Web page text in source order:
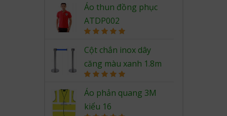
out of 5
Áo thun đồng phục
ATDP002
out of 5
Cột chắn inox dây
căng màu xanh 1.8m
out of 5
Áo phản quang 3M
kiểu 16